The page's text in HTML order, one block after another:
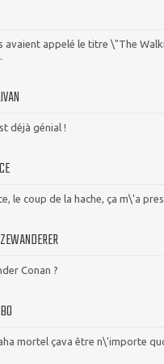
avaient appelé le titre \"The
déjà génial !
le coup de la hache, ça m\'a
Conan ?
mortel çava être n\'importe